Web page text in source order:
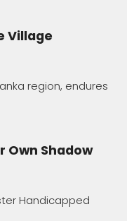
spa
Europe